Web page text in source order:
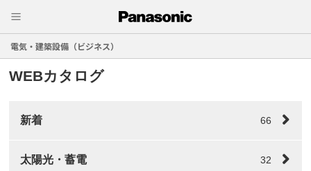
電気・建築設備（ビジネス）
WEBカタログ
新着 66
太陽光・蓄電 32